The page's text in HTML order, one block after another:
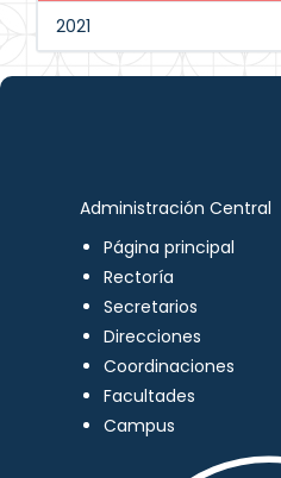
2021
Administración Central
Página principal
Rectoría
Secretarios
Direcciones
Coordinaciones
Facultades
Campus